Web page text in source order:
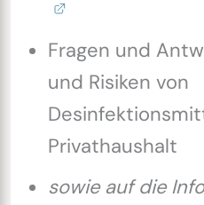
Fragen und
und Risiken von
Privathaushalt
sowie auf die